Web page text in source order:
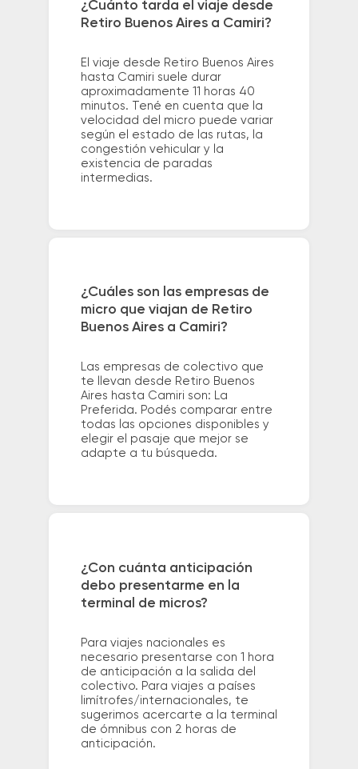
¿Cuánto tarda el viaje desde
Retiro Buenos Aires a Camiri?
El viaje desde Retiro Buenos Aires
hasta Camiri suele durar
aproximadamente 11 horas 40
minutos. Tené en cuenta que la
velocidad del micro puede variar
según el estado de las rutas, la
congestión vehicular y la
existencia de paradas
intermedias.
¿Cuáles son las empresas de
micro que viajan de Retiro
Buenos Aires a Camiri?
Las empresas de colectivo que
te llevan desde Retiro Buenos
Aires hasta Camiri son: La
Preferida. Podés comparar entre
todas las opciones disponibles y
elegir el pasaje que mejor se
adapte a tu búsqueda.
¿Con cuánta anticipación
debo presentarme en la
terminal de micros?
Para viajes nacionales es
necesario presentarse con 1 hora
de anticipación a la salida del
colectivo. Para viajes a países
limítrofes/internacionales, te
sugerimos acercarte a la terminal
de ómnibus con 2 horas de
anticipación.